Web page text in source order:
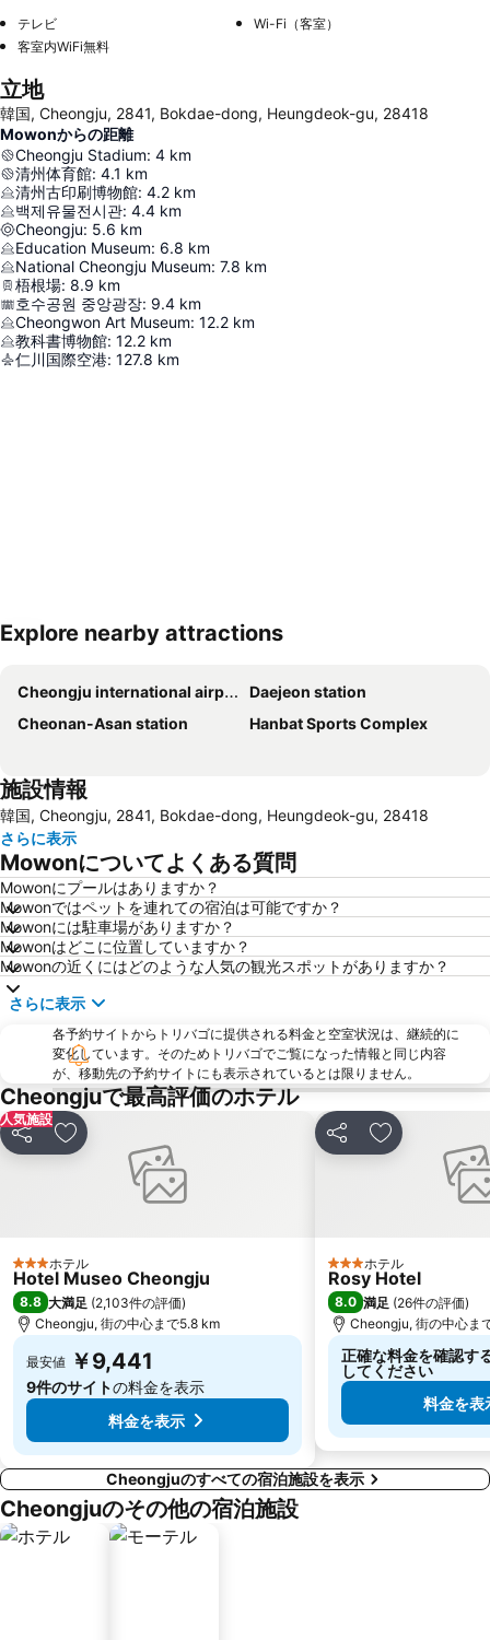
テレビ
Wi-Fi（客室）
客室内WiFi無料
立地
韓国, Cheongju, 2841, Bokdae-dong, Heungdeok-gu, 28418
Mowonからの距離
Cheongju Stadium: 4 km
清州体育館: 4.1 km
清州古印刷博物館: 4.2 km
백제유물전시관: 4.4 km
Cheongju: 5.6 km
Education Museum: 6.8 km
National Cheongju Museum: 7.8 km
梧根場: 8.9 km
호수공원 중앙광장: 9.4 km
Cheongwon Art Museum: 12.2 km
教科書博物館: 12.2 km
仁川国際空港: 127.8 km
Explore nearby attractions
Cheongju international airport
Daejeon station
Cheonan-Asan station
Hanbat Sports Complex
施設情報
韓国, Cheongju, 2841, Bokdae-dong, Heungdeok-gu, 28418
さらに表示
Mowonについてよくある質問
Mowonにプールはありますか？
Mowonではペットを連れての宿泊は可能ですか？
Mowonには駐車場がありますか？
Mowonはどこに位置していますか？
Mowonの近くにはどのような人気の観光スポットがありますか？
さらに表示
各予約サイトからトリバゴに提供される料金と空室状況は、継続的に
変化しています。そのためトリバゴでご覧になった情報と同じ内容
が、移動先の予約サイトにも表示されているとは限りません。
Cheongjuで最高評価のホテル
人気施設
シェア お気に入りに追加
3 ホテルのランク
ホテル
Hotel Museo Cheongju
8.8 大満足 (2,103件の評価)
Cheongju, 街の中心まで5.8 km
最安値 ￥9,441
9件のサイトの料金を表示
料金を表示
シェア お気に入りに
3 ホテルのランク
ホテル
Rosy Hotel
8.0 満足 (26件の評価)
Cheongju, 街の中心ま
正確な料金を確認す
してください
料金を表
Cheongjuのすべての宿泊施設を表示
Cheongjuのその他の宿泊施設